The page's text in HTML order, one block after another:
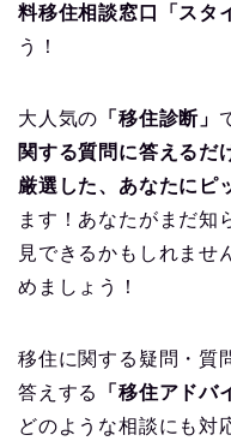
料移住相談窓口「スタ
う！
大人気の 「移住診断」
関する質問に答えるだ
厳選した、あなたにピ
ます！あなたがまだ知
見できるかもしれませ
めましょう！
移住に関する疑問・質
答えする
「移住アドバ
どのような相談にも対